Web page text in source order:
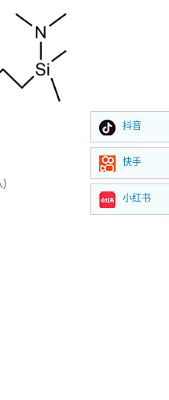
)
抖音
快手
小红书